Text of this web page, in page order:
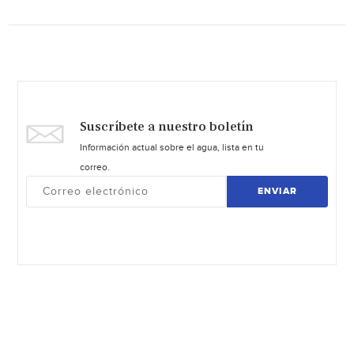
Suscríbete a nuestro boletín
Información actual sobre el agua, lista en tu
correo.
ENVIAR